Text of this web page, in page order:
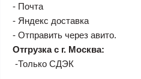
- Почта
- Яндекс доставка
- Отправить через авито.
Отгрузка с г. Москва:
-Только СДЭК